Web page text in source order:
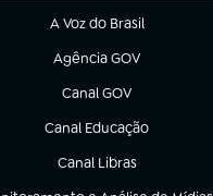
A Voz do Brasil
(abre em nova aba)
Agência GOV
(abre em nova aba)
Canal GOV
(abre em nova aba)
Canal Educação
(abre em nova aba)
Canal Libras
(abre em nova aba)